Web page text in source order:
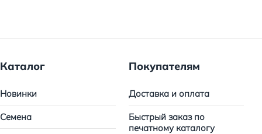
Каталог
Новинки
Семена
Покупателям
Доставка и оплата
Быстрый заказ по
печатному каталогу